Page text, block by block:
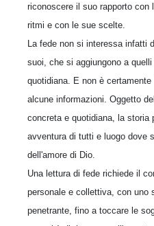
riconoscere il suo rapporto
ritmi e con le sue scelte.
La fede non si interessa infatti
suoi, che si aggiungono a
quotidiana. E non è
alcune informazioni. Oggetto
concreta e quotidiana, la storia
avventura di tutti e luogo dove
dell'amore di Dio.
Una lettura di fede richiede il
personale e collettiva, con uno
penetrante, fino a toccare le